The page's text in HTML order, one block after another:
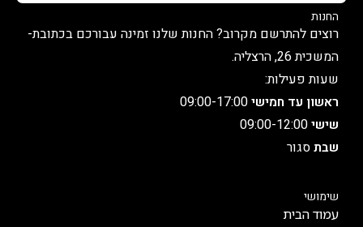
שימושי
עמוד הבית
החנות
רוצים להתרשם מקרוב? החנות שלנו זמינה עבורכם בכתובת-
המשכית 26, הרצליה.
שעות פעילות:
ראשון עד חמישי
שישי
שבתסגור